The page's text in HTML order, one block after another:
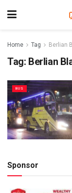
Home Tag Berlian
Tag: Berlian
BUS
Sponsor